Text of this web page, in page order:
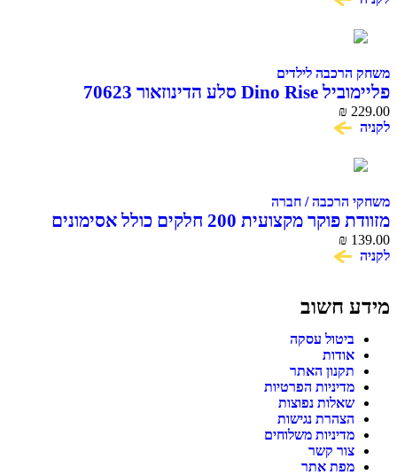
משחק הרכבה לילדים
פליימוביל Dino Rise סלע הדינוזאור 70623
₪ 229.00
לקניה
משחקי הרכבה / חברה
מזוודת פוקר מקצועית 200 חלקים כולל אסימונים
וקלפים
₪ 139.00
לקניה
מידע חשוב
ביטול עסקה
אודות
תקנון האתר
מדיניות הפרטיות
שאלות נפוצות
הצהרת נגישות
מדיניות משלוחים
צור קשר
מפת אתר